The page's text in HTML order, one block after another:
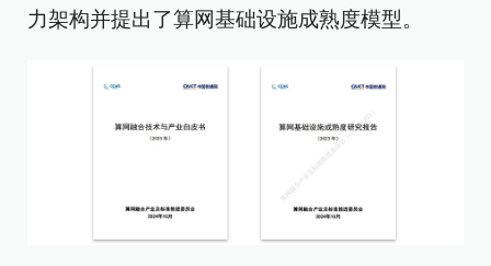
力架构并提出了算网基础设施成熟度模型。